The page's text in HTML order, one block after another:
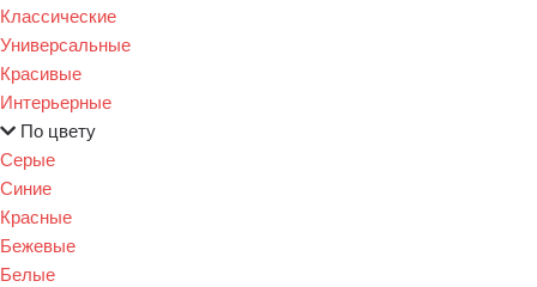
Классические
Универсальные
Красивые
Интерьерные
По цвету
Серые
Синие
Красные
Бежевые
Белые